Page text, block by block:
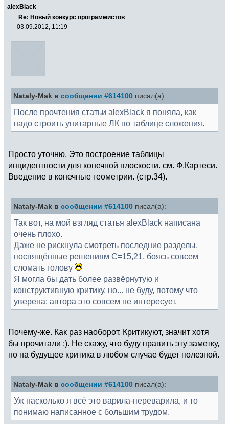
alexBlack
Re: Новый конкурс программистов
03.09.2012, 11:19
Nataly-Mak в сообщении #614100 писал(а):
После прочтения статьи alexBlack я поняла, как
надо строить унитарные ЛК по таблице сложения.
Просто уточню. Это построение таблицы
инцидентности для конечной плоскости. см. Ф.Картеси.
Введение в конечные геометрии. (стр.34).
Nataly-Mak в сообщении #614100 писал(а):
Так вот, на мой взгляд статья alexBlack написана
очень плохо.
Даже не рискнула смотреть последние разделы,
посвящённые решениям С=15,21, боясь совсем
сломать голову
Я могла бы дать более развёрнутую и
конструктивную критику, но... не буду, потому что
уверена: автора это совсем не интересует.
Почему-же. Как раз наоборот. Критикуют, значит хотя
бы прочитали :). Не скажу, что буду править эту заметку,
но на будущее критика в любом случае будет полезной.
Nataly-Mak в сообщении #614100 писал(а):
Уж насколько я всё это варила-переварила, и то
понимаю написанное с большим трудом.